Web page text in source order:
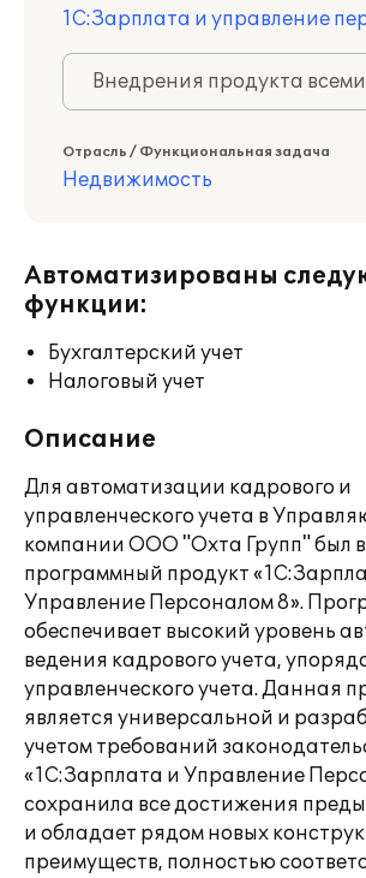
1С:Зарплата и управление
Внедрения продукта
Отрасль / Функциональная задача
Недвижимость
Автоматизированы
функции:
Бухгалтерский учет
Налоговый учет
Описание
Для автоматизации кадрового и
управленческого учета в
компании ООО "Охта Групп" был
программный продукт
Управление Персоналом 8».
обеспечивает высокий уровень
ведения кадрового учета,
управленческого учета. Данная
является универсальной и
учетом требований
«1С:Зарплата и Управление
сохранила все достижения
и обладает рядом новых
преимуществ, полностью